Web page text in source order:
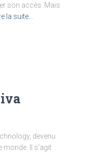
son accès. Mais
la suite…
devenu
Il s’agit